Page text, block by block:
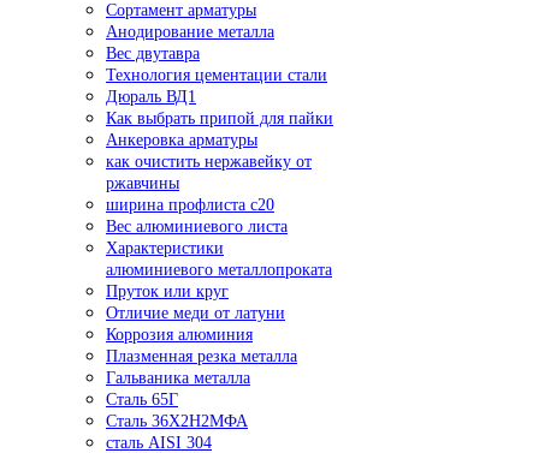
Сортамент арматуры
Анодирование металла
Вес двутавра
Технология цементации стали
Дюраль ВД1
Как выбрать припой для пайки
Анкеровка арматуры
как очистить нержавейку от
ржавчины
ширина профлиста с20
Вес алюминиевого листа
Характеристики
алюминиевого металлопроката
Пруток или круг
Отличие меди от латуни
Коррозия алюминия
Плазменная резка металла
Гальваника металла
Сталь 65Г
Сталь 36Х2Н2МФА
сталь AISI 304